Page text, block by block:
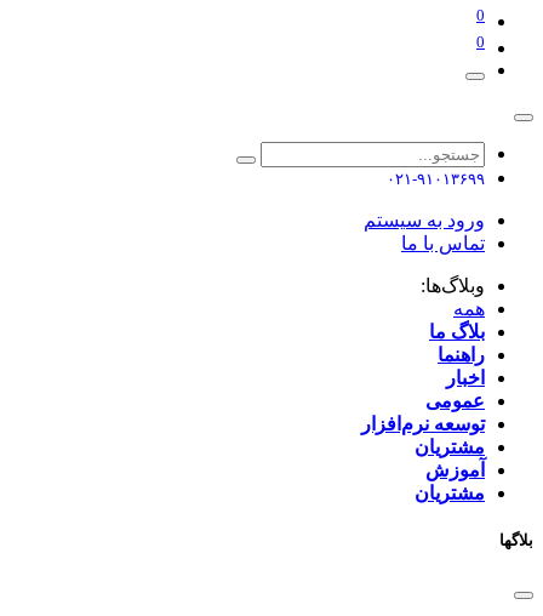
0
0
۰۲۱-۹۱۰۱۳۶۹۹
ورود به سیستم
تماس با ما
وبلاگ‌ها:
همه
بلاگ ما
راهنما
اخبار
عمومی
توسعه نرم‌افزار ​
مشتریان
آموزش
مشتریان
بلاگها